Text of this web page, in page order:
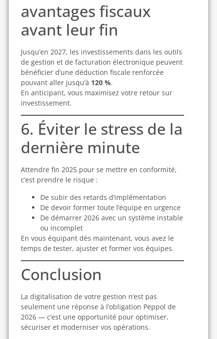
avantages fiscaux
avant leur fin
Jusqu’en 2027, les investissements dans les outils
de gestion et de facturation électronique peuvent
bénéficier d’une déduction fiscale renforcée
pouvant aller jusqu’à 120 %.
En anticipant, vous maximisez votre retour sur
investissement.
6. Éviter le stress de la
dernière minute
Attendre fin 2025 pour se mettre en conformité,
c’est prendre le risque :
De subir des retards d’implémentation
De devoir former toute l’équipe en urgence
De démarrer 2026 avec un système instable
ou incomplet
En vous équipant dès maintenant, vous avez le
temps de tester, ajuster et former vos équipes.
Conclusion
La digitalisation de votre gestion n’est pas
seulement une réponse à l’obligation Peppol de
2026 — c’est une opportunité pour optimiser,
sécuriser et moderniser vos opérations.